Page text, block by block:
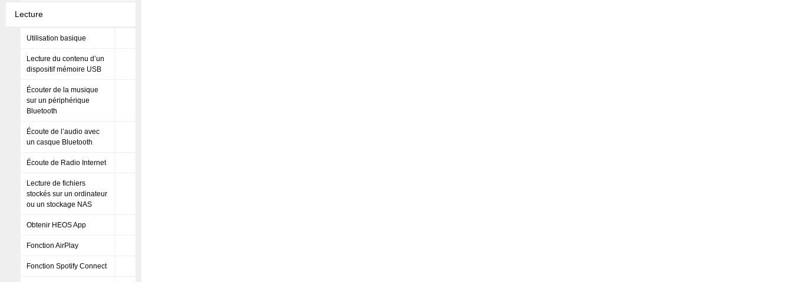
Lecture
Utilisation basique
Lecture du contenu d’un
dispositif mémoire USB
Écouter de la musique
sur un périphérique
Bluetooth
Écoute de l’audio avec
un casque Bluetooth
Écoute de Radio Internet
Lecture de fichiers
stockés sur un ordinateur
ou un stockage NAS
Obtenir HEOS App
Fonction AirPlay
Fonction Spotify Connect